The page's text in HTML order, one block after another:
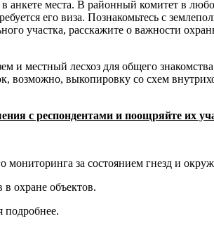
в анкете места. В районный комитет в
его виза. Познакомьтесь с
участка, расскажите о важности
и местный лесхоз для общего
выкопировку со схем
с респондентами и поощряйте их
мониторинга за состоянием гнезд и
охране объектов.
подробнее.